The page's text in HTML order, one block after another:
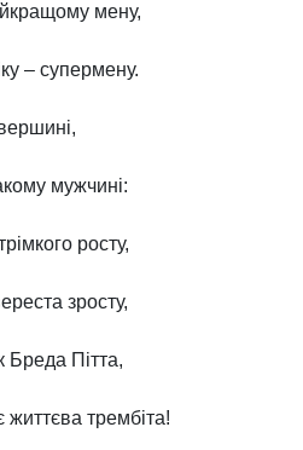
мену,
– супермену.
мужчині:
росту,
зросту,
Бреда Пітта,
життєва трембіта!